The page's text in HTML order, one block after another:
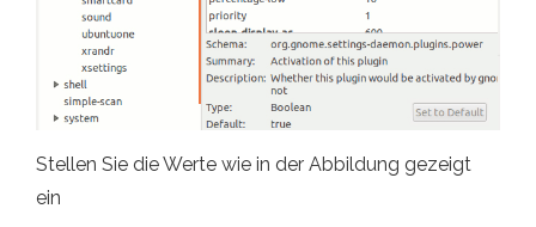
Stellen Sie die Werte wie in der Abbildung gezeigt
ein